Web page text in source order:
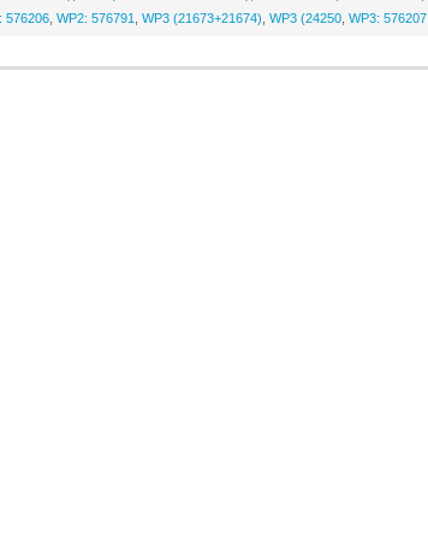
576206 WP2: 576791 WP3 (21673+21674) WP3 (24250 WP3: 576207